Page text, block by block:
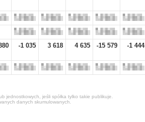
-1 035 3 618 4 635 -15 579 -1 444
jednostkowych, jeśli spółka tylko takie publikuje.
danych skumulowanych.